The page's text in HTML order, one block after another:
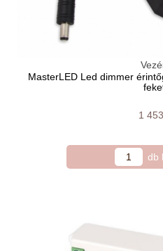
MasterLED Led dimmer
1